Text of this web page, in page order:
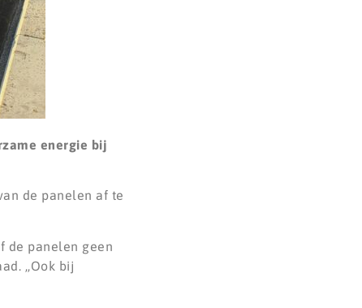
energie bij
de panelen af te
de panelen geen
,,Ook bij